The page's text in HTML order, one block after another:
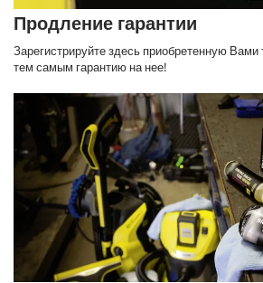
Продление гарантии
Зарегистрируйте здесь приобретенную Вами
тем самым гарантию на нее!